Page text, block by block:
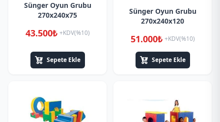
Sünger Oyun Grubu
270x240x75
43.500₺ +KDV(%10)
Sepete Ekle
Sünger Oyun Grubu
270x240x120
51.000₺ +KDV(%10)
Sepete Ekle